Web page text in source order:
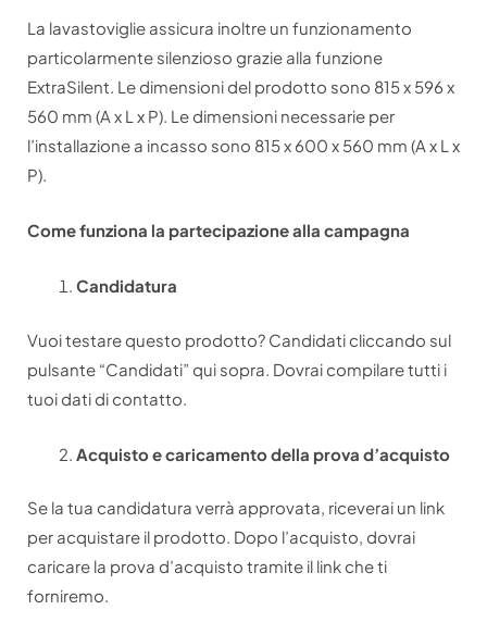
La lavastoviglie assicura inoltre un funzionamento
particolarmente silenzioso grazie alla funzione
ExtraSilent. Le dimensioni del prodotto sono 815 x 596 x
560 mm (A x L x P). Le dimensioni necessarie per
l’installazione a incasso sono 815 x 600 x 560 mm (A x L x
P).
Come funziona la partecipazione alla campagna
Candidatura
Vuoi testare questo prodotto? Candidati cliccando sul
pulsante “Candidati” qui sopra. Dovrai compilare tutti i
tuoi dati di contatto.
Acquisto e caricamento della prova d’acquisto
Se la tua candidatura verrà approvata, riceverai un link
per acquistare il prodotto. Dopo l’acquisto, dovrai
caricare la prova d’acquisto tramite il link che ti
forniremo.